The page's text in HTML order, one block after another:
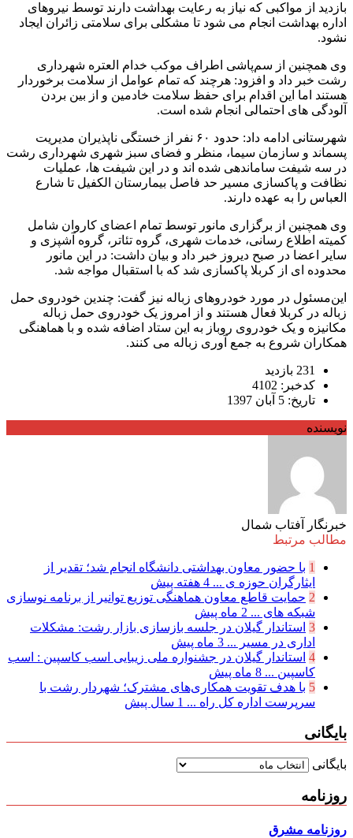
بازدید از مواکبی که نیاز به رعایت بهداشت دارند توسط نیروهای
اداره بهداشت انجام می شود تا مشکلی برای سلامتی زائران ایجاد
نشود.
وی همچنین از سم‌پاشی اطراف موکب خدام العتره شهرداری
رشت خبر داد و افزود: هرچند که تمام عوامل از سلامت برخوردار
هستند اما این اقدام برای حفظ سلامت خادمین و از بین بردن
آلودگی های احتمالی انجام شده است.
شهرستانی ادامه داد: حدود ۶۰ نفر از خستگی ناپذیران مدیریت
پسماند و سازمان سیما، منظر و فضای سبز شهری شهرداری رشت
در سه شیفت ساماندهی شده اند و در این شیفت ها، عملیات
نظافت و پاکسازی مسیر حد فاصل بیمارستان الکفیل تا شارع
العباس را به عهده دارند.
وی همچنین از برگزاری مانور توسط تمام اعضای کاروان شامل
کمیته اطلاع رسانی، خدمات شهری، گروه تئاتر، گروه آشپزی و
سایر اعضا در صبح دیروز خبر داد و بیان داشت: در این‌ مانور
محدوده ای از کربلا پاکسازی شد که با استقبال مواجه شد.
این‌مسئول در مورد خودروهای زباله نیز گفت: چندین خودروی حمل
زباله در کربلا فعال هستند و از امروز یک خودروی حمل زباله
مکانیزه و یک خودروی روباز به این ستاد اضافه شده و با هماهنگی
همکاران شروع به جمع آوری زباله می کنند.
231 بازدید
کدخبر: 4102
تاریخ: 5 آبان 1397
نویسنده
خبرنگار آفتاب شمال
مطالب مرتبط
1 با حضور معاون بهداشتی دانشگاه انجام شد؛ تقدیر از
ایثارگران حوزه ی ... 4 هفته پیش
2 حمایت قاطع معاون هماهنگی توزیع توانیر از برنامه نوسازی
شبكه های ... 2 ماه پیش
3 استاندار گیلان در جلسه بازسازی بازار رشت: مشکلات
اداری در مسیر ... 3 ماه پیش
4 استاندار گیلان در جشنواره ملی زیبایی اسب کاسپین : اسب
کاسپین ... 8 ماه پیش
5 با هدف تقویت همکاری‌های مشترک؛ شهردار رشت با
سرپرست اداره کل راه ... 1 سال پیش
بایگانی
بایگانی
روزنامه
روزنامه مشرق